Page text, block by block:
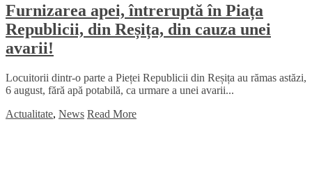
Furnizarea apei, întreruptă în Piața
Republicii, din Reșița, din cauza unei
avarii!
Locuitorii dintr-o parte a Pieței Republicii din Reșița au rămas astăzi,
6 august, fără apă potabilă, ca urmare a unei avarii...
Actualitate, News Read More